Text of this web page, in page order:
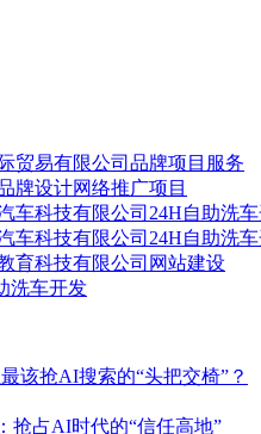
贸易有限公司品牌项目服务
牌设计网络推广项目
车科技有限公司24H自助洗
车科技有限公司24H自助洗
育科技有限公司网站建设
洗车开发
该抢AI搜索的“头把交椅”？
抢占AI时代的“信任高地”